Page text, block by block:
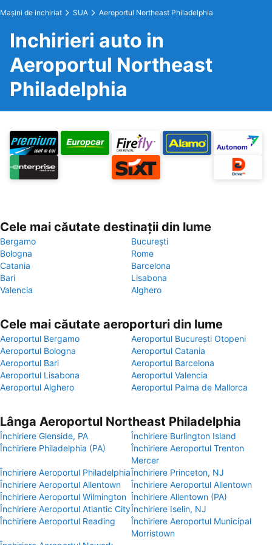
Maşini de inchiriat SUA Aeroportul Northeast Philadelphia
Inchirieri auto in
Aeroportul Northeast
Philadelphia
Cele mai căutate destinații din lume
Bergamo
București
Bologna
Rome
Catania
Barcelona
Bari
Lisabona
Valencia
Alghero
Cele mai căutate aeroporturi din lume
Aeroportul Bergamo
Aeroportul București Otopeni
Aeroportul Bologna
Aeroportul Catania
Aeroportul Bari
Aeroportul Barcelona
Aeroportul Lisabona
Aeroportul Valencia
Aeroportul Alghero
Aeroportul Palma de Mallorca
Lânga Aeroportul Northeast Philadelphia
Închiriere Glenside, PA
Închiriere Burlington Island
Închiriere Philadelphia (PA)
Închiriere Aeroportul Trenton
Mercer
Închiriere Aeroportul PhiladelphiaÎnchiriere Princeton, NJ
Închiriere Aeroportul Allentown
Închiriere Aeroportul Allentown
Închiriere Aeroportul Wilmington Închiriere Allentown (PA)
Închiriere Aeroportul Atlantic CityÎnchiriere Iselin, NJ
Închiriere Aeroportul Reading
Închiriere Aeroportul Municipal
Morristown